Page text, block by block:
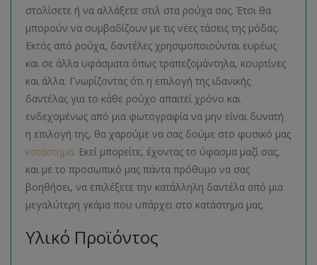
στολίσετε ή να αλλάξετε στιλ στα ρούχα σας. Έτσι θα
μπορούν να συμβαδίζουν με τις νέες τάσεις της μόδας.
Εκτός από ρούχα, δαντέλες χρησιμοποιούνται ευρέως
και σε άλλα υφάσματα όπως τραπεζομάντηλα, κουρτίνες
και άλλα. Γνωρίζοντας ότι η επιλογή της ιδανικής
δαντέλας για το κάθε ρούχο απαιτεί χρόνο και
ενδεχομένως από μια φωτογραφία να μην είναι δυνατή
η επιλογή της, θα χαρούμε να σας δούμε στο φυσικό μας
κατάστημα. Εκεί μπορείτε, έχοντας το ύφασμα μαζί σας,
και με το προσωπικό μας πάντα πρόθυμο να σας
βοηθήσει, να επιλέξετε την κατάλληλη δαντέλα από μια
μεγαλύτερη γκάμα που υπάρχει στο κατάστημα μας.
Υλικό Προϊόντος